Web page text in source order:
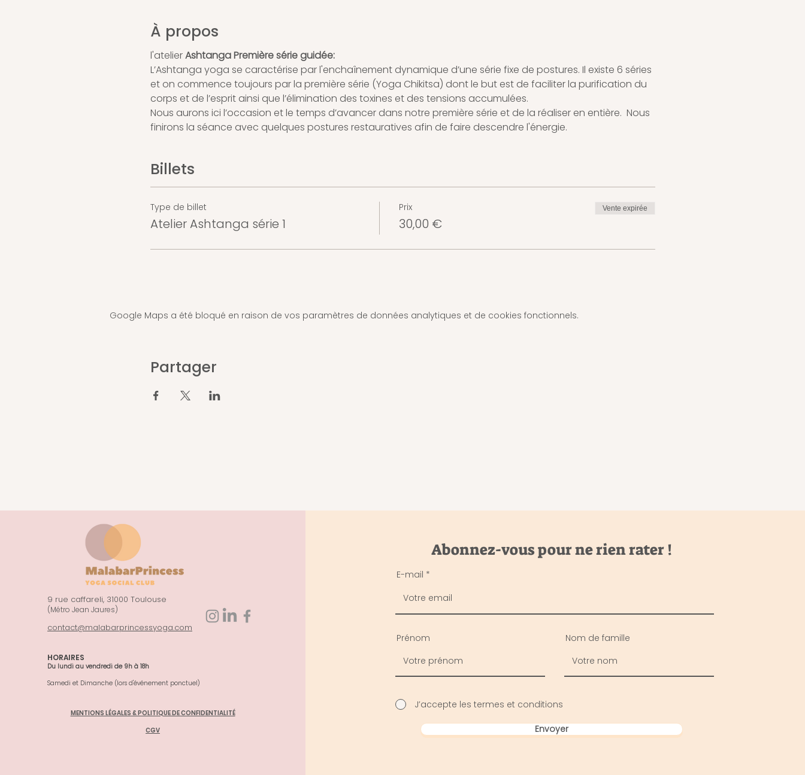
À propos
l'atelier Ashtanga Première série guidée:
L’Ashtanga yoga se caractérise par l'enchaînement dynamique d’une série fixe de postures. Il existe 6 séries
et on commence toujours par la première série (Yoga Chikitsa) dont le but est de faciliter la purification du
corps et de l’esprit ainsi que l’élimination des toxines et des tensions accumulées.
Nous aurons ici l’occasion et le temps d’avancer dans notre première série et de la réaliser en entière.  Nous
finirons la séance avec quelques postures restauratives afin de faire descendre l'énergie.
Billets
Type de billet
Atelier Ashtanga série 1
Prix
30,00 €
Vente expirée
Google Maps a été bloqué en raison de vos paramètres de données analytiques et de cookies fonctionnels.
Partager
9 rue caffareli, 31000 Toulouse
(Métro Jean Jaures)
contact@malabarprincessyoga.com
HORAIRES
Du lundi au vendredi de 9h à 18h
Samedi et Dimanche (lors d'événement ponctuel)
MENTIONS LÉGALES & POLITIQUE DE CONFIDENTIALITÉ
CGV
Abonnez-vous pour ne rien rater !
E-mail
Prénom Nom de famille
J’accepte les termes et conditions
Envoyer